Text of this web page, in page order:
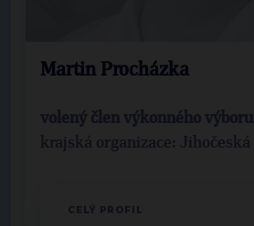
Martin Procházka
volený člen výkonného výboru
krajská organizace: Jihočeská
CELÝ PROFIL